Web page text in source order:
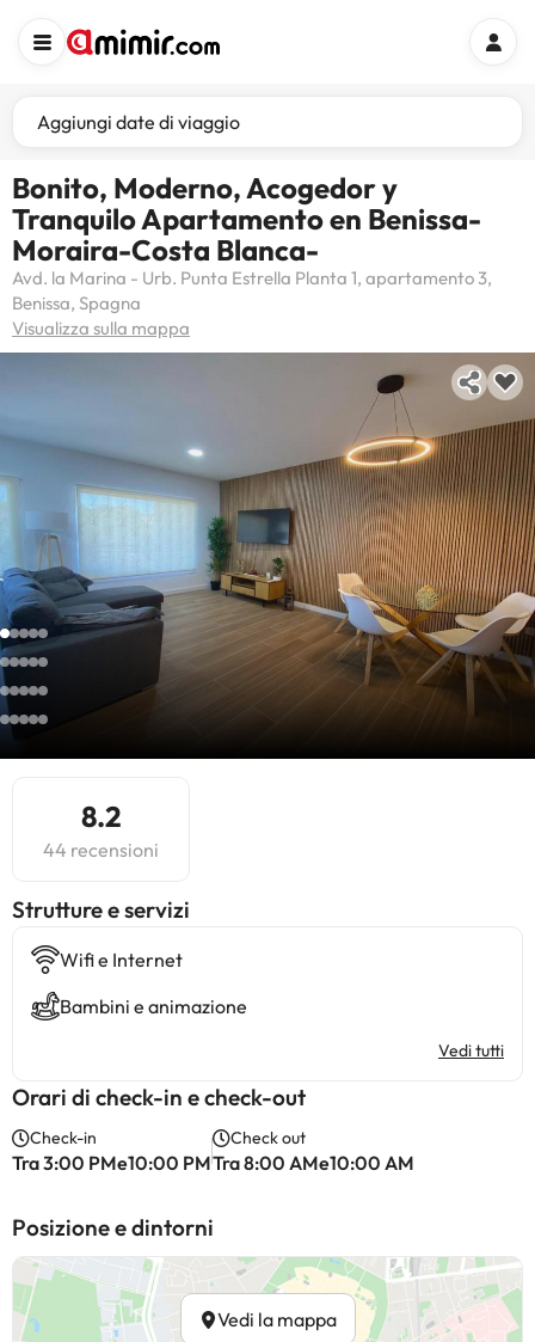
Aggiungi date di viaggio
Bonito, Moderno, Acogedor y
Tranquilo Apartamento en Benissa-
Moraira-Costa Blanca-
Avd. la Marina - Urb. Punta Estrella Planta 1, apartamento 3,
Benissa, Spagna
Visualizza sulla mappa
8.2
44 recensioni
​Strutture e servizi
Wifi e Internet
Bambini e animazione
Vedi tutti
Orari di check-in e check-out
Check-in
Tra 3:00 PMe10:00 PM
Check out
Tra 8:00 AMe10:00 AM
Posizione e dintorni
Vedi la mappa